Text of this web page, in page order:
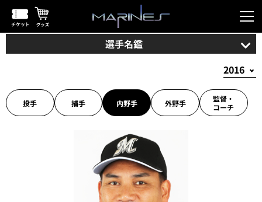
選手名鑑
投手 捕手 内野手 外野手
監督・
コーチ